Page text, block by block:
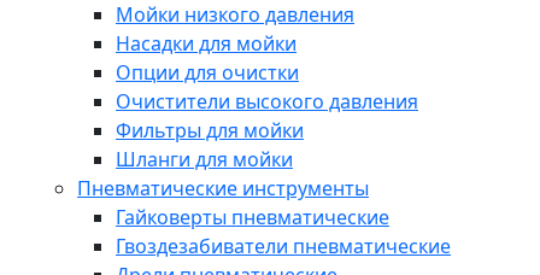
Мойки низкого давления
Насадки для мойки
Опции для очистки
Очистители высокого давления
Фильтры для мойки
Шланги для мойки
Пневматические инструменты
Гайковерты пневматические
Гвоздезабиватели пневматические